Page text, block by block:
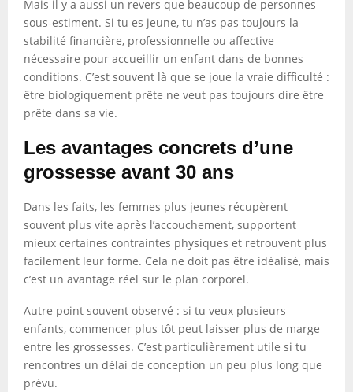
Mais il y a aussi un revers que beaucoup de personnes
sous-estiment. Si tu es jeune, tu n’as pas toujours la
stabilité financière, professionnelle ou affective
nécessaire pour accueillir un enfant dans de bonnes
conditions. C’est souvent là que se joue la vraie difficulté :
être biologiquement prête ne veut pas toujours dire être
prête dans sa vie.
Les avantages concrets d’une
grossesse avant 30 ans
Dans les faits, les femmes plus jeunes récupèrent
souvent plus vite après l’accouchement, supportent
mieux certaines contraintes physiques et retrouvent plus
facilement leur forme. Cela ne doit pas être idéalisé, mais
c’est un avantage réel sur le plan corporel.
Autre point souvent observé : si tu veux plusieurs
enfants, commencer plus tôt peut laisser plus de marge
entre les grossesses. C’est particulièrement utile si tu
rencontres un délai de conception un peu plus long que
prévu.